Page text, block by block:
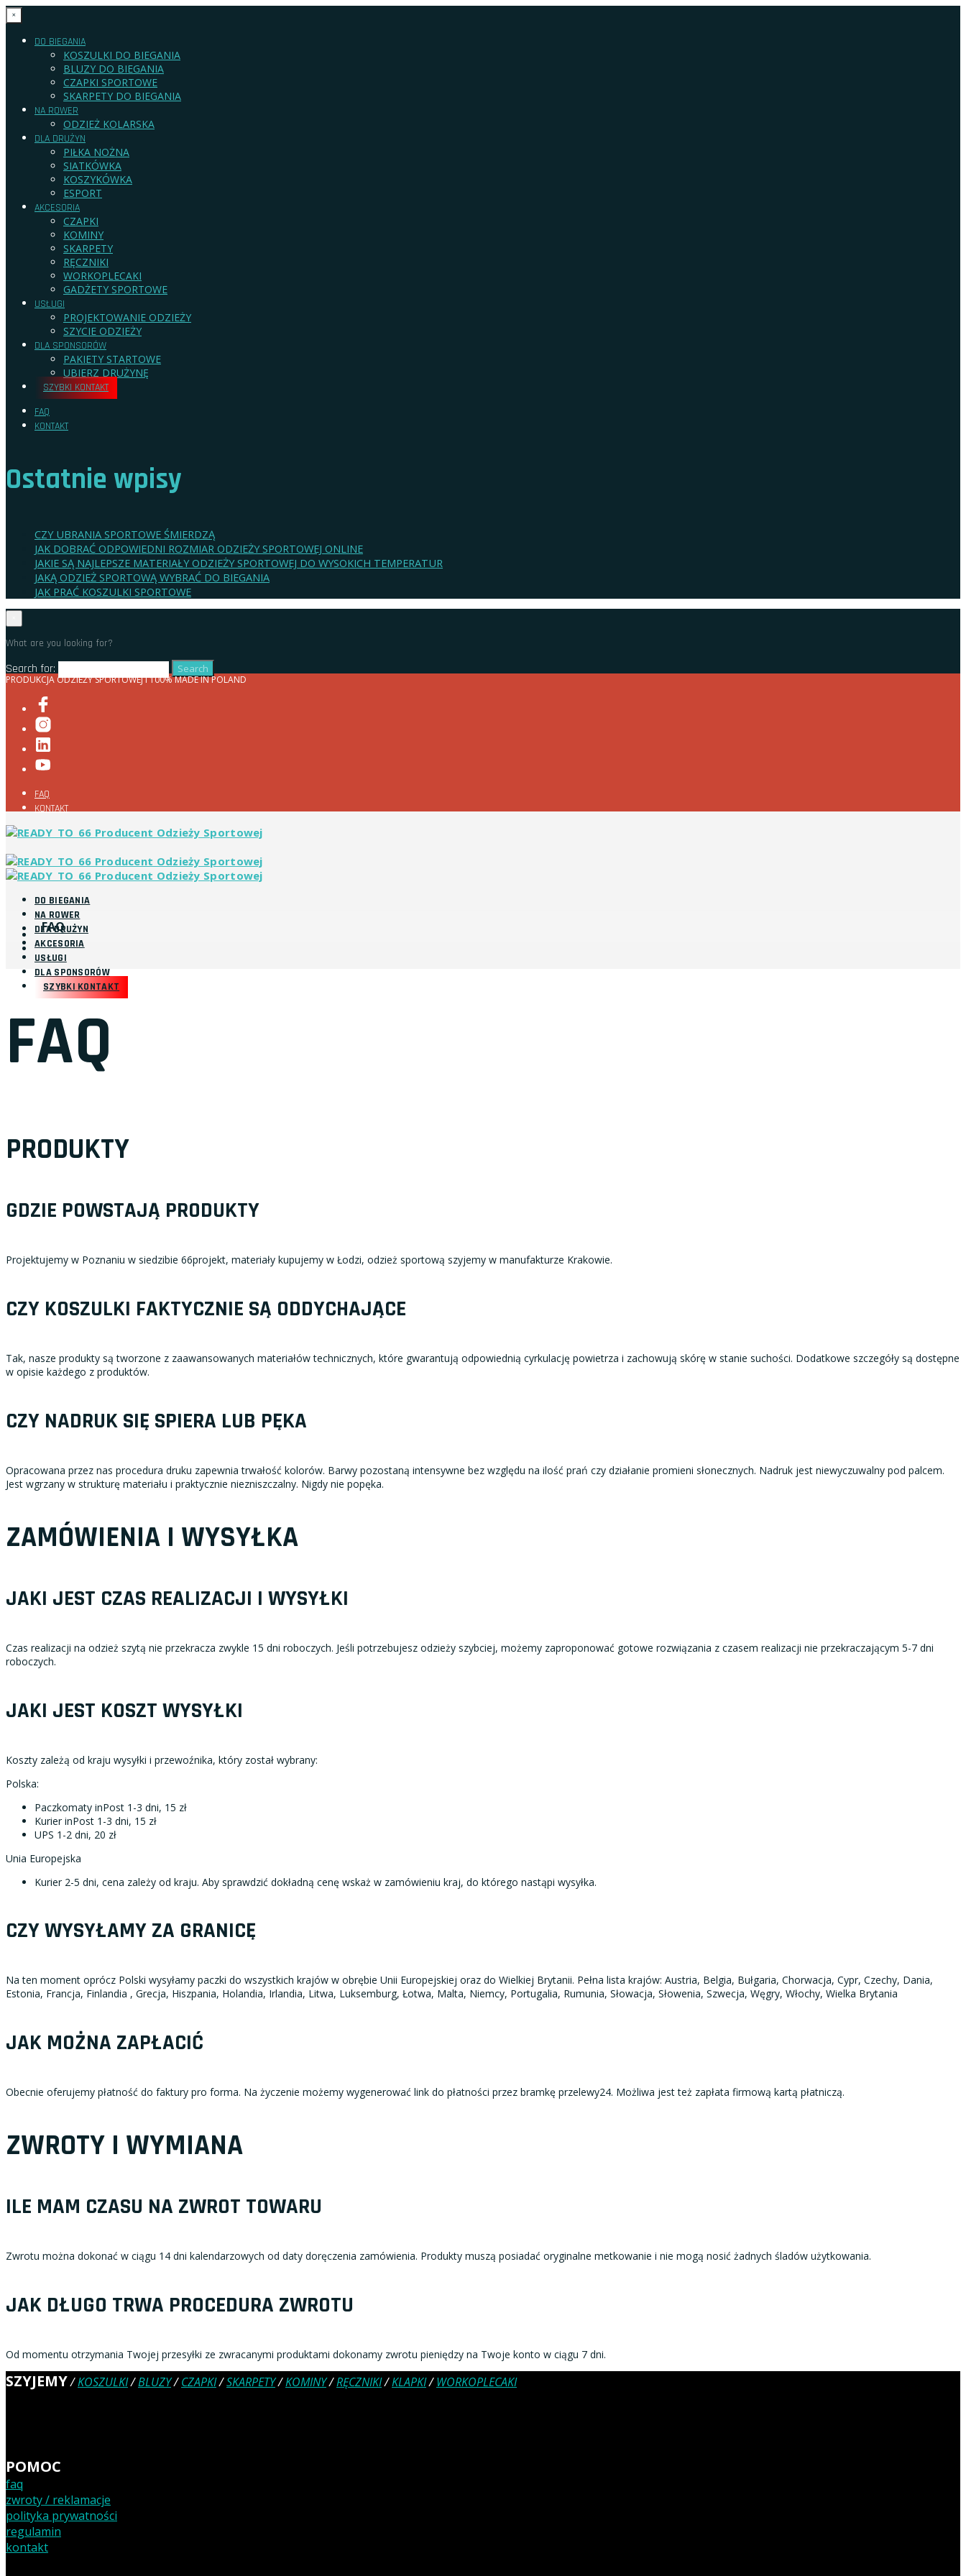
×
DO BIEGANIA
KOSZULKI DO BIEGANIA
BLUZY DO BIEGANIA
CZAPKI SPORTOWE
SKARPETY DO BIEGANIA
NA ROWER
ODZIEŻ KOLARSKA
DLA DRUŻYN
PIŁKA NOŻNA
SIATKÓWKA
KOSZYKÓWKA
ESPORT
AKCESORIA
CZAPKI
KOMINY
SKARPETY
RĘCZNIKI
WORKOPLECAKI
GADŻETY SPORTOWE
USŁUGI
PROJEKTOWANIE ODZIEŻY
SZYCIE ODZIEŻY
DLA SPONSORÓW
PAKIETY STARTOWE
UBIERZ DRUŻYNĘ
SZYBKI KONTAKT
FAQ
KONTAKT
Ostatnie wpisy
CZY UBRANIA SPORTOWE ŚMIERDZĄ
JAK DOBRAĆ ODPOWIEDNI ROZMIAR ODZIEŻY SPORTOWEJ ONLINE
JAKIE SĄ NAJLEPSZE MATERIAŁY ODZIEŻY SPORTOWEJ DO WYSOKICH TEMPERATUR
JAKĄ ODZIEŻ SPORTOWĄ WYBRAĆ DO BIEGANIA
JAK PRAĆ KOSZULKI SPORTOWE
What are you looking for?
Search for:
PRODUKCJA ODZIEŻY SPORTOWEJ I 100% MADE IN POLAND
FAQ
KONTAKT
DO BIEGANIA
NA ROWER
DLA DRUŻYN
AKCESORIA
USŁUGI
DLA SPONSORÓW
SZYBKI KONTAKT
FAQ
FAQ
PRODUKTY
GDZIE POWSTAJĄ PRODUKTY
Projektujemy w Poznaniu w siedzibie 66projekt, materiały kupujemy w Łodzi, odzież sportową szyjemy w manufakturze Krakowie.
CZY KOSZULKI FAKTYCZNIE SĄ ODDYCHAJĄCE
Tak, nasze produkty są tworzone z zaawansowanych materiałów technicznych, które gwarantują odpowiednią cyrkulację powietrza i zachowują skórę w stanie suchości. Dodatkowe szczegóły są dostępne
w opisie każdego z produktów.
CZY NADRUK SIĘ SPIERA LUB PĘKA
Opracowana przez nas procedura druku zapewnia trwałość kolorów. Barwy pozostaną intensywne bez względu na ilość prań czy działanie promieni słonecznych. Nadruk jest niewyczuwalny pod palcem.
Jest wgrzany w strukturę materiału i praktycznie niezniszczalny. Nigdy nie popęka.
ZAMÓWIENIA I WYSYŁKA
JAKI JEST CZAS REALIZACJI I WYSYŁKI
Czas realizacji na odzież szytą nie przekracza zwykle 15 dni roboczych. Jeśli potrzebujesz odzieży szybciej, możemy zaproponować gotowe rozwiązania z czasem realizacji nie przekraczającym 5-7 dni
roboczych.
JAKI JEST KOSZT WYSYŁKI
Koszty zależą od kraju wysyłki i przewoźnika, który został wybrany:
Polska:
Paczkomaty inPost 1-3 dni, 15 zł
Kurier inPost 1-3 dni, 15 zł
UPS 1-2 dni, 20 zł
Unia Europejska
Kurier 2-5 dni, cena zależy od kraju. Aby sprawdzić dokładną cenę wskaż w zamówieniu kraj, do którego nastąpi wysyłka.
CZY WYSYŁAMY ZA GRANICĘ
Na ten moment oprócz Polski wysyłamy paczki do wszystkich krajów w obrębie Unii Europejskiej oraz do Wielkiej Brytanii. Pełna lista krajów: Austria, Belgia, Bułgaria, Chorwacja, Cypr, Czechy, Dania,
Estonia, Francja, Finlandia , Grecja, Hiszpania, Holandia, Irlandia, Litwa, Luksemburg, Łotwa, Malta, Niemcy, Portugalia, Rumunia, Słowacja, Słowenia, Szwecja, Węgry, Włochy, Wielka Brytania
JAK MOŻNA ZAPŁACIĆ
Obecnie oferujemy płatność do faktury pro forma. Na życzenie możemy wygenerować link do płatności przez bramkę przelewy24. Możliwa jest też zapłata firmową kartą płatniczą.
ZWROTY I WYMIANA
ILE MAM CZASU NA ZWROT TOWARU
Zwrotu można dokonać w ciągu 14 dni kalendarzowych od daty doręczenia zamówienia. Produkty muszą posiadać oryginalne metkowanie i nie mogą nosić żadnych śladów użytkowania.
JAK DŁUGO TRWA PROCEDURA ZWROTU
Od momentu otrzymania Twojej przesyłki ze zwracanymi produktami dokonamy zwrotu pieniędzy na Twoje konto w ciągu 7 dni.
SZYJEMY/KOSZULKI/BLUZY/CZAPKI/SKARPETY/KOMINY/RĘCZNIKI/KLAPKI/WORKOPLECAKI
POMOC
faq
zwroty / reklamacje
polityka prywatności
regulamin
kontakt